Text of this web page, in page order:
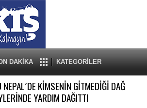
DAKİKA KATEGORİLER
KİMSENİN GİTMEDİĞİ DAĞ
YARDIM DAĞITTI